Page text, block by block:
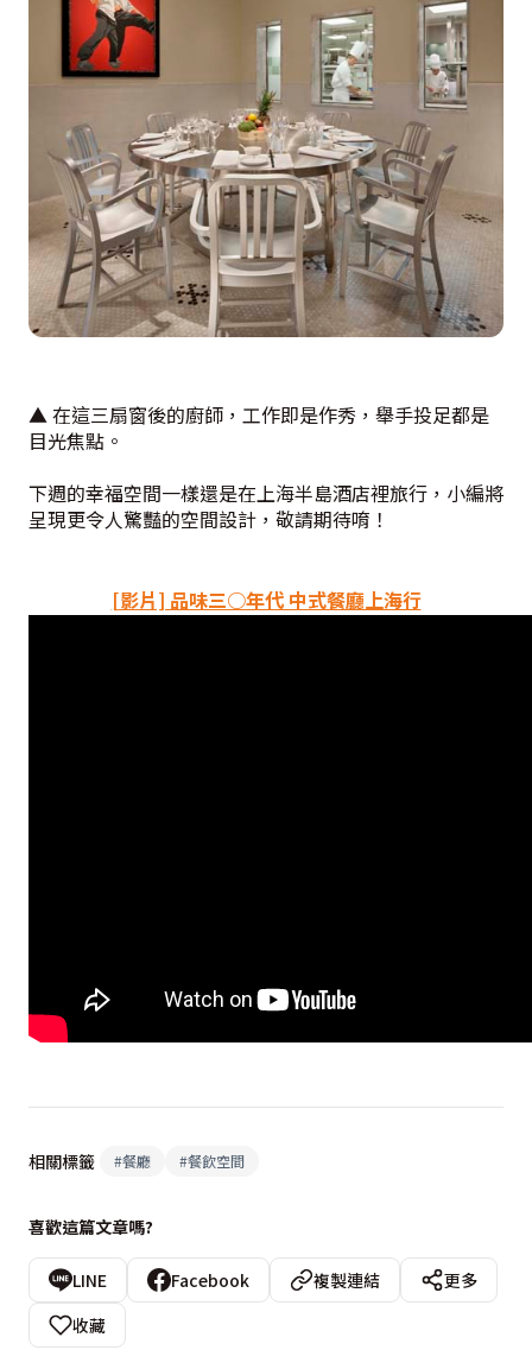
▲ 在這三扇窗後的廚師，工作即是作秀，舉手投足都是
目光焦點。
下週的幸福空間一樣還是在上海半島酒店裡旅行，小編將
呈現更令人驚豔的空間設計，敬請期待唷！
[影片] 品味三○年代 中式餐廳上海行
相關標籤 #餐廳 #餐飲空間
喜歡這篇文章嗎?
LINE Facebook 複製連結
更多
收藏